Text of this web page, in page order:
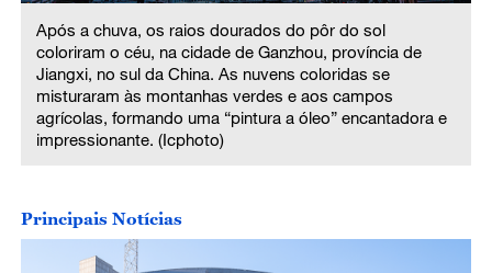
Após a chuva, os raios dourados do pôr do sol
coloriram o céu, na cidade de Ganzhou, província de
Jiangxi, no sul da China. As nuvens coloridas se
misturaram às montanhas verdes e aos campos
agrícolas, formando uma “pintura a óleo” encantadora e
impressionante. (Icphoto)
Principais Notícias